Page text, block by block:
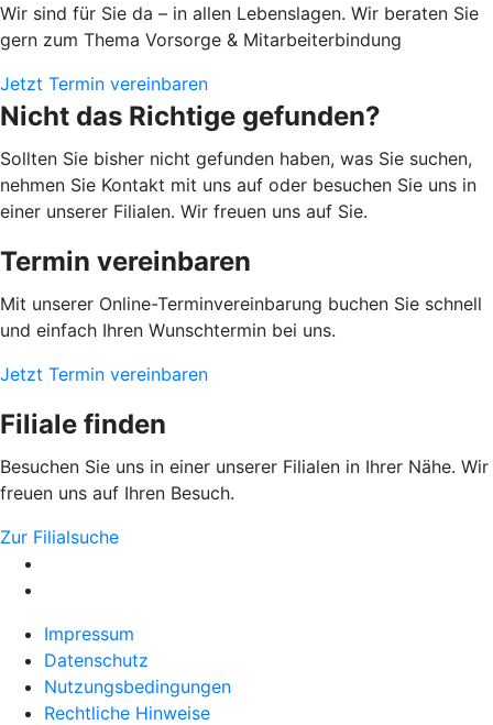
Wir sind für Sie da – in allen Lebenslagen. Wir beraten Sie
gern zum Thema Vorsorge & Mitarbeiterbindung
Jetzt Termin vereinbaren
Nicht das Richtige gefunden?
Sollten Sie bisher nicht gefunden haben, was Sie suchen,
nehmen Sie Kontakt mit uns auf oder besuchen Sie uns in
einer unserer Filialen. Wir freuen uns auf Sie.
Termin vereinbaren
Mit unserer Online-Terminvereinbarung buchen Sie schnell
und einfach Ihren Wunschtermin bei uns.
Jetzt Termin vereinbaren
Filiale finden
Besuchen Sie uns in einer unserer Filialen in Ihrer Nähe. Wir
freuen uns auf Ihren Besuch.
Zur Filialsuche
Impressum
Datenschutz
Nutzungsbedingungen
Rechtliche Hinweise